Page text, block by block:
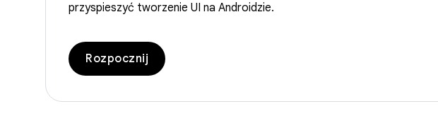
przyspieszyć tworzenie UI na Androidzie.
Rozpocznij